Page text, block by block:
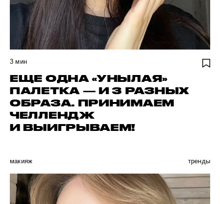
3 мин
ЕЩЕ ОДНА «УНЫЛАЯ»
ПАЛЕТКА — И 3 РАЗНЫХ
ОБРАЗА. ПРИНИМАЕМ
ЧЕЛЛЕНДЖ
И ВЫИГРЫВАЕМ!
макияж тренды